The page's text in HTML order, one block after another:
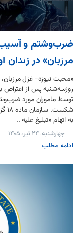
ضرب‌وشتم و
مرزبان» در زندان
«محبت نیوز»- غزل
روزسه‌شنبه پس از اعتراض
توسط ماموران مورد
به اتهام «تبلیغ علیه...
چهارشنبه، ۲۴ تیر، ۱۴۰۵
ادامه مطلب